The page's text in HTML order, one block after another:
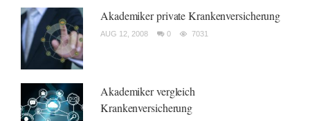
Akademiker private Krankenversicherung
AUG 12, 2008 0 7031
Akademiker vergleich
Krankenversicherung